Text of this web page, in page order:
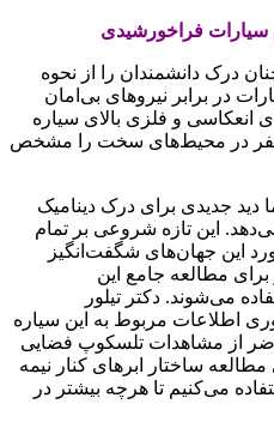
سیارات فراخورشیدی
درک دانشمندان را از نحوه
در برابر نیروهای بی‌امان
انعکاسی و فلزی بالای سیاره
در محیط‌های سخت را مشخص
دید جدیدی برای درک دینامیک
این تازه شروعی بر تمام
این جهان‌های شگفت‌انگیز
مطالعه جامع این
می‌شوند. دکتر تیلور
اطلاعات مربوط به این سیاره
از مشاهدات تلسکوپ فضایی
ساختار ابرهای کنار نیمه
می‌کنیم تا هرچه بیشتر در